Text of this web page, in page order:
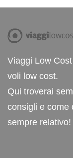
Viaggi Low
voli low cost.
Qui troverai
consigli e come
sempre relativo!